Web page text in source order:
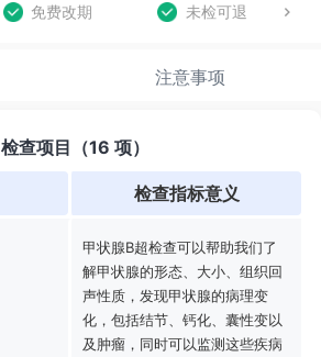
免费改期 未检可退
注意事项
检查项目（16 项）
检查指标意义
甲状腺B超检查可以帮助我们了
解甲状腺的形态、大小、组织回
声性质，发现甲状腺的病理变
化，包括结节、钙化、囊性变以
及肿瘤，同时可以监测这些疾病